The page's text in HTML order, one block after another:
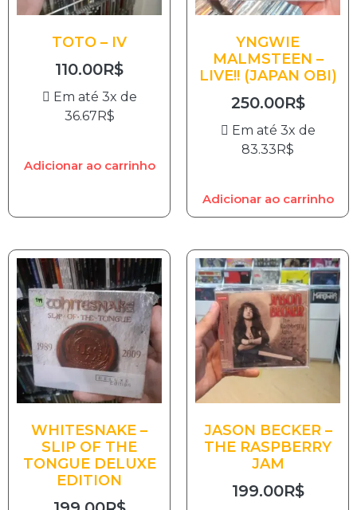
TOTO – IV
110.00R$
Em até 3x de
36.67R$
Adicionar ao carrinho
YNGWIE
MALMSTEEN –
LIVE!! (JAPAN OBI)
250.00R$
Em até 3x de
83.33R$
Adicionar ao carrinho
WHITESNAKE –
SLIP OF THE
TONGUE DELUXE
EDITION
JASON BECKER –
THE RASPBERRY
JAM
199.00R$